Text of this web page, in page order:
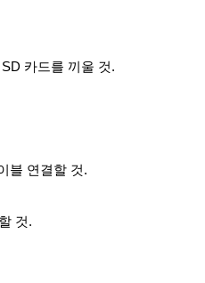
카드를 끼울 것.
블 연결할 것.
할 것.